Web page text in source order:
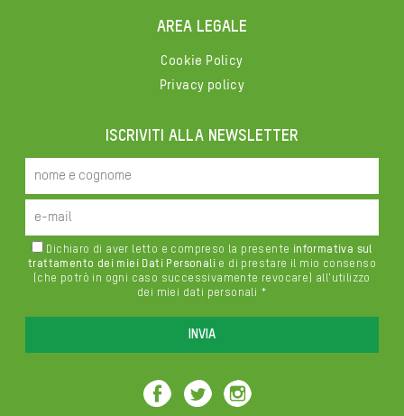
AREA LEGALE
Cookie Policy
Privacy policy
ISCRIVITI ALLA NEWSLETTER
Dichiaro di aver letto e compreso la presente informativa sul
trattamento dei miei Dati Personali e di prestare il mio consenso
(che potrò in ogni caso successivamente revocare) all'utilizzo
dei miei dati personali *